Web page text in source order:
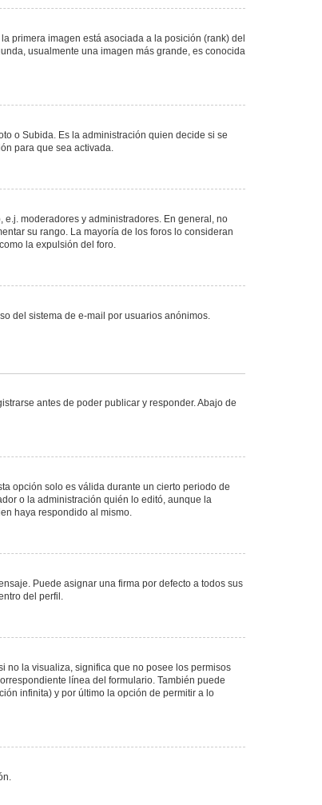
primera imagen está asociada a la posición (rank) del
usualmente una imagen más grande, es conocida
o Subida. Es la administración quien decide si se
para que sea activada.
moderadores y administradores. En general, no
su rango. La mayoría de los foros lo consideran
la expulsión del foro.
del sistema de e-mail por usuarios anónimos.
antes de poder publicar y responder. Abajo de
opción solo es válida durante un cierto periodo de
o la administración quién lo editó, aunque la
haya respondido al mismo.
Puede asignar una firma por defecto a todos sus
del perfil.
no la visualiza, significa que no posee los permisos
línea del formulario. También puede
infinita) y por último la opción de permitir a lo